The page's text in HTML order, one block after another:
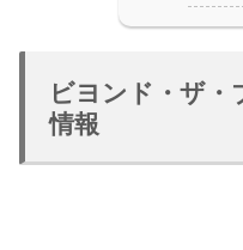
ビヨンド・ザ・
情報